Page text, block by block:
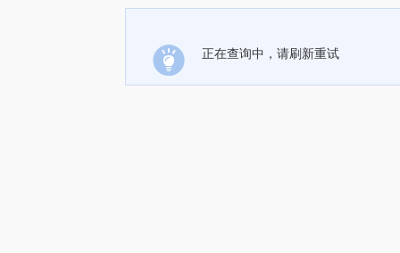
正在查询中，请刷新重试